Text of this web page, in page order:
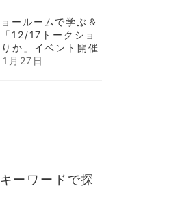
ールームで学ぶ＆
12/17トークショ
か」イベント開催
月27日
ーワードで探